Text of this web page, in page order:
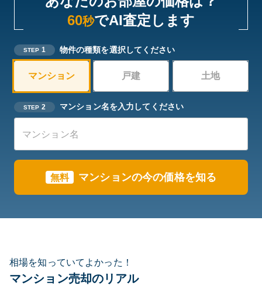
60秒でAI査定します
STEP 1 物件の種類を選択してください
マンション 戸建 土地
STEP 2 マンション名を入力してください
無料 マンションの今の価格を知る
相場を知っていてよかった！
マンション売却のリアル